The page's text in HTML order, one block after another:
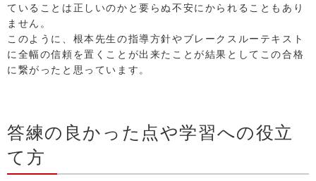
ていることは正しいのかと要らぬ不安にかられることもあり
ません。
このように、根本先生の指導方針やブレークスルーテキスト
に全幅の信頼を置くことが出来たことが結果としてこの合格
に繋がったと思っています。
答練の良かった点や学習への役立
て方